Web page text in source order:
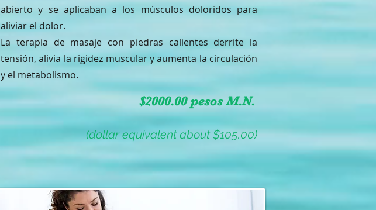
abierto y se aplicaban a los músculos doloridos para
aliviar el dolor.
La terapia de masaje con piedras calientes derrite la
tensión, alivia la rigidez muscular y aumenta la circulación
y el metabolismo.
$2000.00 pesos M.N.
(dollar equivalent about $105.00)